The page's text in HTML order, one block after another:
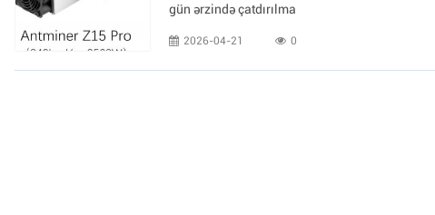
gün ərzində çatdırılma
2026-04-21 0